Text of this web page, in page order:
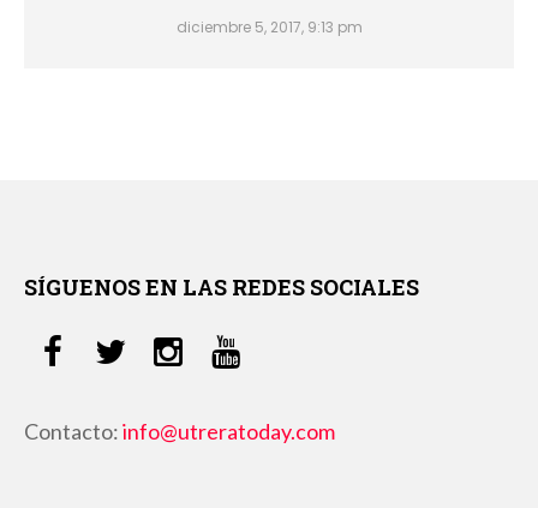
diciembre 5, 2017, 9:13 pm
SÍGUENOS EN LAS REDES SOCIALES
Contacto:info@utreratoday.com